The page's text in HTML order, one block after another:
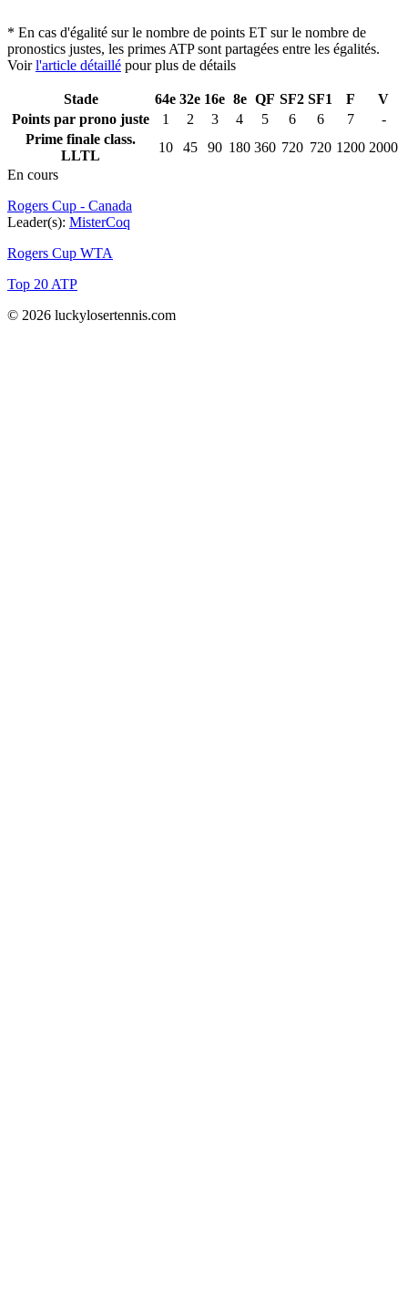
* En cas d'égalité sur le nombre de points ET sur le nombre de
pronostics justes, les primes ATP sont partagées entre les égalités.
Voirl'article détaillé pour plus de détails
Stade 64e 32e 16e 8e QF SF2 SF1 F
V
Points par prono juste
1 2 3 4 5 6 6 7
-
Prime finale class.
LLTL
10 45 90 180 360 720 720 1200 2000
En cours
Rogers Cup - Canada
Leader(s): MisterCoq
Rogers Cup WTA
Top 20 ATP
© 2026 luckylosertennis.com